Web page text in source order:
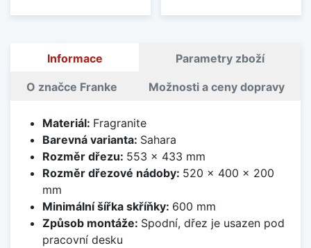
Informace Parametry zboží
O značce Franke Možnosti a ceny dopravy
Materiál: Fragranite
Barevná varianta: Sahara
Rozměr dřezu: 553 x 433 mm
Rozměr dřezové nádoby: 520 x 400 x 200
mm
Minimální šířka skříňky: 600 mm
Způsob montáže: Spodní, dřez je usazen pod
pracovní desku